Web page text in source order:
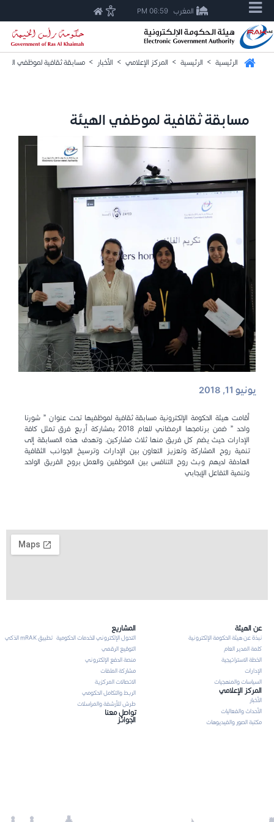
المغرب 06:59 PM
الرئيسية > الرئيسية > المركز الإعلامي > الأخبار > مسابقة ثقافية لموظفي
مسابقة ثقافية لموظفي الهيئة
يونيو 11, 2018
أقامت هيئة الحكومة الإلكترونية مسابقة ثقافية لموظفيها تحت عنوان ” شورنا
واحد ” ضمن برنامجها الرمضاني للعام 2018 بمشاركة أربع فرق تمثل كافة
الإدارات حيث يضم كل فريق منها ثلاث مشاركين. وتهدف هذه المسابقة إلى
تنمية روح المشاركة وتعزيز التعاون بين الإدارات وترسيخ الجوانب الثقافية
الهادفة لديهم وبث روح التنافس بين الموظفين والعمل بروح الفريق الواحد
وتنمية التفاعل الإيجابي
عن الهيئة
نبذة عن هيئة الحكومة الإلكترونية
كلمة المدير العام
الخطة الاستراتيجية
الإدارات
السياسات والمنهجيات
المركز الإعلامي
الأخبار
الأحداث والفعاليات
مكتبة الصور والفيديوهات
المشاريع
التحول الإلكتروني للخدمات الحكومية تطبيق mRAK الذكي
التوقيع الرقمي
منصة الدفع الإلكتروني
مشاركة الملفات
الاتصالات المركزية
الربط والتكامل الحكومي
طرش للأرشفة والمراسلات
تواصل معنا
الجوائز